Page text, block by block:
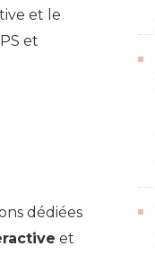
et le
et
dédiées
et